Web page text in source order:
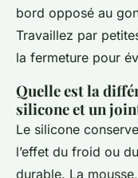
bord opposé au
Travaillez par
la fermeture pour
Quelle est la
silicone et un
Le silicone
l’effet du froid ou
durable. La